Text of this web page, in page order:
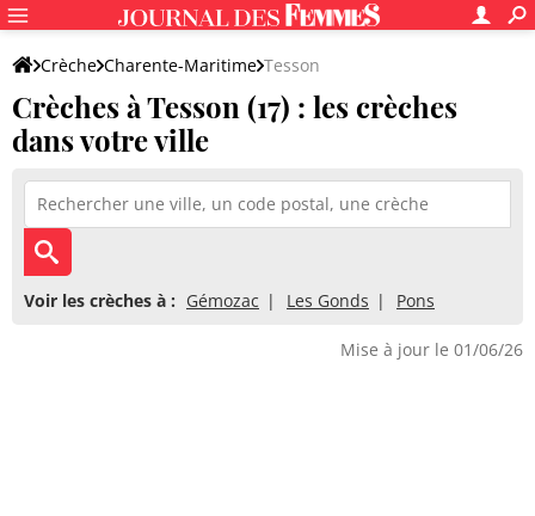
Crèche Charente-Maritime Tesson
Crèches à Tesson (17) : les crèches
dans votre ville
Voir les crèches à : Gémozac Les Gonds Pons
Mise à jour le 01/06/26